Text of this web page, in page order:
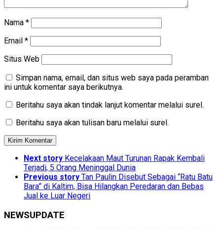
Nama *
Email *
Situs Web
Simpan nama, email, dan situs web saya pada peramban
ini untuk komentar saya berikutnya.
Beritahu saya akan tindak lanjut komentar melalui surel.
Beritahu saya akan tulisan baru melalui surel.
Next story Kecelakaan Maut Turunan Rapak Kembali
Terjadi, 5 Orang Meninggal Dunia
Previous story Tan Paulin Disebut Sebagai “Ratu Batu
Bara” di Kaltim, Bisa Hilangkan Peredaran dan Bebas
Jual ke Luar Negeri
NEWSUPDATE